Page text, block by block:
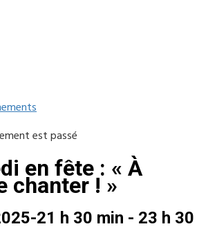
est passé
en fête : « À
chanter ! »
21 h 30 min - 23 h 30